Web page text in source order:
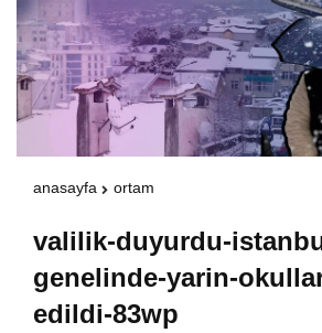
alt="hava"/>
/home/u891110917/
content/themes/
anasayfa ortam
valilik-duyurdu-
genelinde-yarin-
edildi-83wp